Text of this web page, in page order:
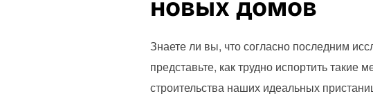
новых домов
Знаете ли вы, что согласно последним
представьте, как трудно испортить
строительства наших идеальных